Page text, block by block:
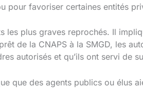
pour favoriser certaines entités
les plus graves reprochés. Il
de la CNAPS à la SMGD, les
autorisés et qu’ils ont servi de
que des agents publics ou élus